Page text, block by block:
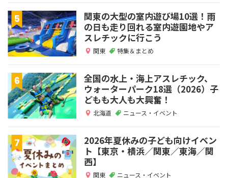
関東の大型の室内遊び場10選！雨
の日も走り回れる室内遊園地やア
スレチックに行こう
関東 特集＆まとめ
全国の水上・海上アスレチック、
ウォーターパーク18選（2026）子
どもも大人も大興奮！
北海道 ニュース・イベント
2026年夏休みの子ども向けイベン
ト【東京・横浜／関東／東海／関
西】
関東 ニュース・イベント